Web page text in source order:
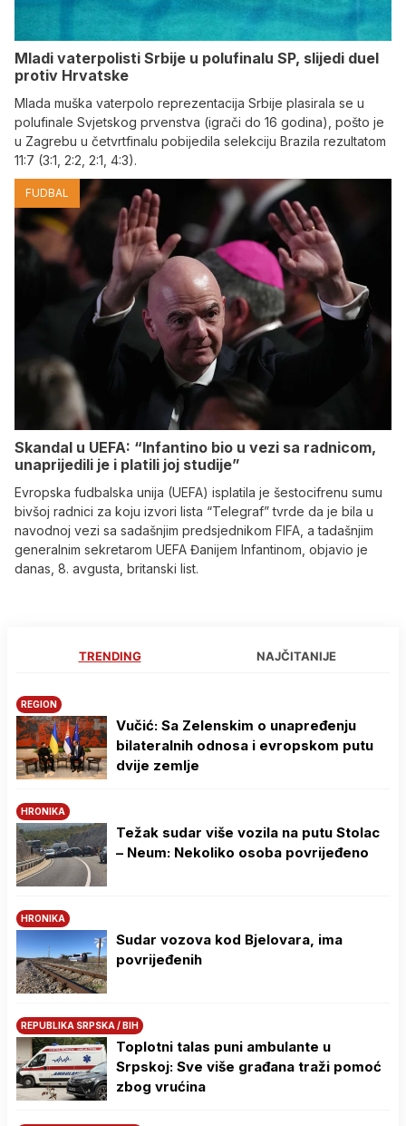
Mladi vaterpolisti Srbije u polufinalu SP, slijedi duel
protiv Hrvatske
Mlada muška vaterpolo reprezentacija Srbije plasirala se u
polufinale Svjetskog prvenstva (igrači do 16 godina), pošto je
u Zagrebu u četvrtfinalu pobijedila selekciju Brazila rezultatom
11:7 (3:1, 2:2, 2:1, 4:3).
FUDBAL
Skandal u UEFA: “Infantino bio u vezi sa radnicom,
unaprijedili je i platili joj studije”
Evropska fudbalska unija (UEFA) isplatila je šestocifrenu sumu
bivšoj radnici za koju izvori lista “Telegraf” tvrde da je bila u
navodnoj vezi sa sadašnjim predsjednikom FIFA, a tadašnjim
generalnim sekretarom UEFA Đanijem Infantinom, objavio je
danas, 8. avgusta, britanski list.
TRENDING NAJČITANIJE
REGION
Vučić: Sa Zelenskim o unapređenju
bilateralnih odnosa i evropskom putu
dvije zemlje
HRONIKA
Težak sudar više vozila na putu Stolac
– Neum: Nekoliko osoba povrijeđeno
HRONIKA
Sudar vozova kod Bjelovara, ima
povrijeđenih
REPUBLIKA SRPSKA / BIH
Toplotni talas puni ambulante u
Srpskoj: Sve više građana traži pomoć
zbog vrućina